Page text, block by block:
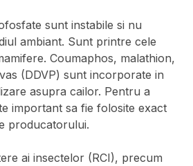
sunt instabile si nu
ambiant. Sunt printre cele
Coumaphos, malathion,
(DDVP) sunt incorporate in
asupra cailor. Pentru a
important sa fie folosite exact
producatorului.
ai insectelor (RCI), precum